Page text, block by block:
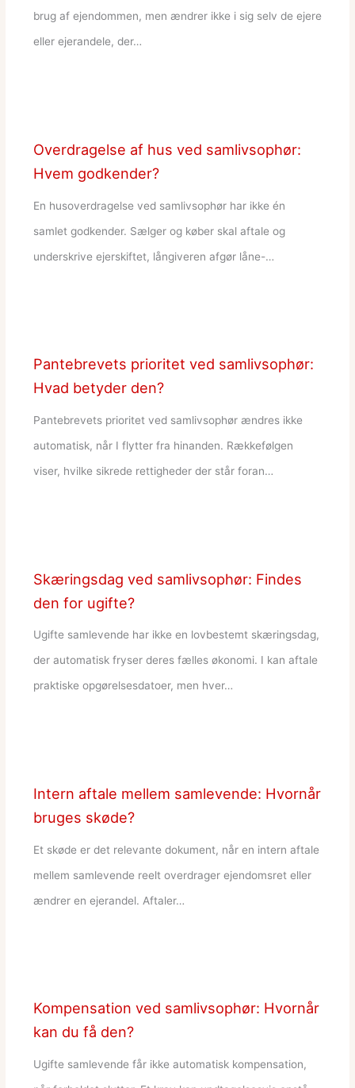
brug af ejendommen, men ændrer ikke i sig selv de ejere
eller ejerandele, der…
Overdragelse af hus ved samlivsophør:
Hvem godkender?
En husoverdragelse ved samlivsophør har ikke én
samlet godkender. Sælger og køber skal aftale og
underskrive ejerskiftet, långiveren afgør låne-…
Pantebrevets prioritet ved samlivsophør:
Hvad betyder den?
Pantebrevets prioritet ved samlivsophør ændres ikke
automatisk, når I flytter fra hinanden. Rækkefølgen
viser, hvilke sikrede rettigheder der står foran…
Skæringsdag ved samlivsophør: Findes
den for ugifte?
Ugifte samlevende har ikke en lovbestemt skæringsdag,
der automatisk fryser deres fælles økonomi. I kan aftale
praktiske opgørelsesdatoer, men hver…
Intern aftale mellem samlevende: Hvornår
bruges skøde?
Et skøde er det relevante dokument, når en intern aftale
mellem samlevende reelt overdrager ejendomsret eller
ændrer en ejerandel. Aftaler…
Kompensation ved samlivsophør: Hvornår
kan du få den?
Ugifte samlevende får ikke automatisk kompensation,